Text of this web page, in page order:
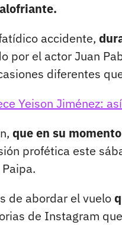
accidente,
por el actor Juan
diferentes
Yeison Jiménez:
que en su
profética este
de abordar el vuelo
de Instagram